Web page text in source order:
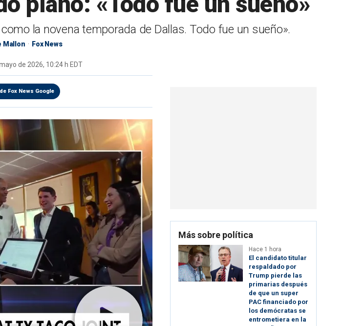
la novena temporada de Dallas. Todo fue un sueño».
Mallon Fox News
de 2026, 10:24 h EDT
Fox News Google
Más sobre política
Hace 1 hora
El candidato titular
respaldado por
Trump pierde las
primarias después
de que un super
PAC financiado por
los demócratas se
entrometiera en la